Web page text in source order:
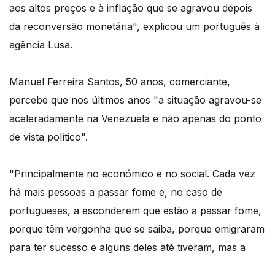
aos altos preços e à inflação que se agravou depois
da reconversão monetária", explicou um português à
agência Lusa.
Manuel Ferreira Santos, 50 anos, comerciante,
percebe que nos últimos anos "a situação agravou-se
aceleradamente na Venezuela e não apenas do ponto
de vista político".
"Principalmente no económico e no social. Cada vez
há mais pessoas a passar fome e, no caso de
portugueses, a esconderem que estão a passar fome,
porque têm vergonha que se saiba, porque emigraram
para ter sucesso e alguns deles até tiveram, mas a